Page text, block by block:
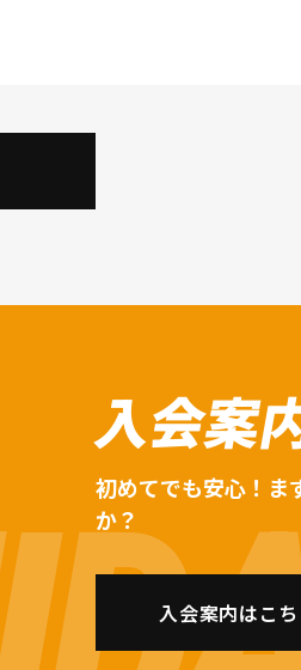
入会案
初めてでも安心！ま
か？
入会案内はこ